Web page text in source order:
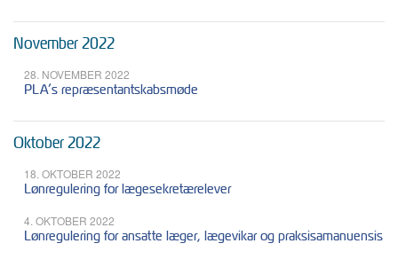
November 2022
28. NOVEMBER 2022
PLA’s repræsentantskabsmøde
Oktober 2022
18. OKTOBER 2022
Lønregulering for lægesekretærelever
4. OKTOBER 2022
Lønregulering for ansatte læger, lægevikar og praksisamanuensis